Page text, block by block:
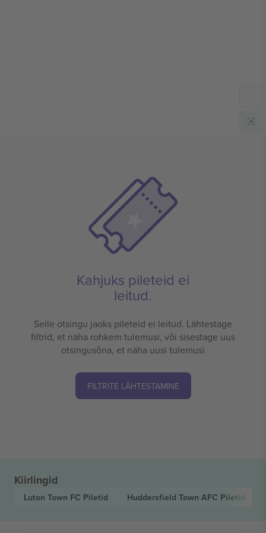
Kahjuks pileteid ei
leitud.
Selle otsingu jaoks pileteid ei leitud. Lähtestage
filtrid, et näha rohkem tulemusi, või sisestage uus
otsingusõna, et näha uusi tulemusi
FILTRITE LÄHTESTAMINE
Kiirlingid
Luton Town FC Piletid Huddersfield Town AFC Piletid